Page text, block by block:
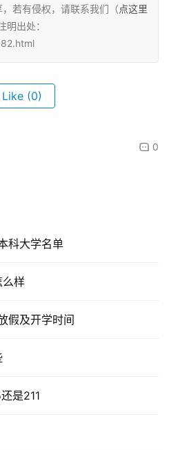
若有侵权，请联系我们（点这里
明出处：
(0)
0
科大学名单
么样
假及开学时间
是211